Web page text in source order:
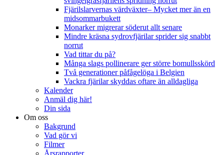
Fjärilslarvernas värdväxter– Mycket mer än en
midsommarbukett
Monarker migrerar söderut allt senare
Mindre kräsna sydrovfjärilar sprider sig snabbt
norrut
Vad tittar du på?
Många slags pollinerare ger större bomullsskörd
Två generationer påfågelöga i Belgien
Vackra fjärilar skyddas oftare än alldagliga
Kalender
Anmäl dig här!
Din sida
Om oss
Bakgrund
Vad gör vi
Filmer
Årsrapporter